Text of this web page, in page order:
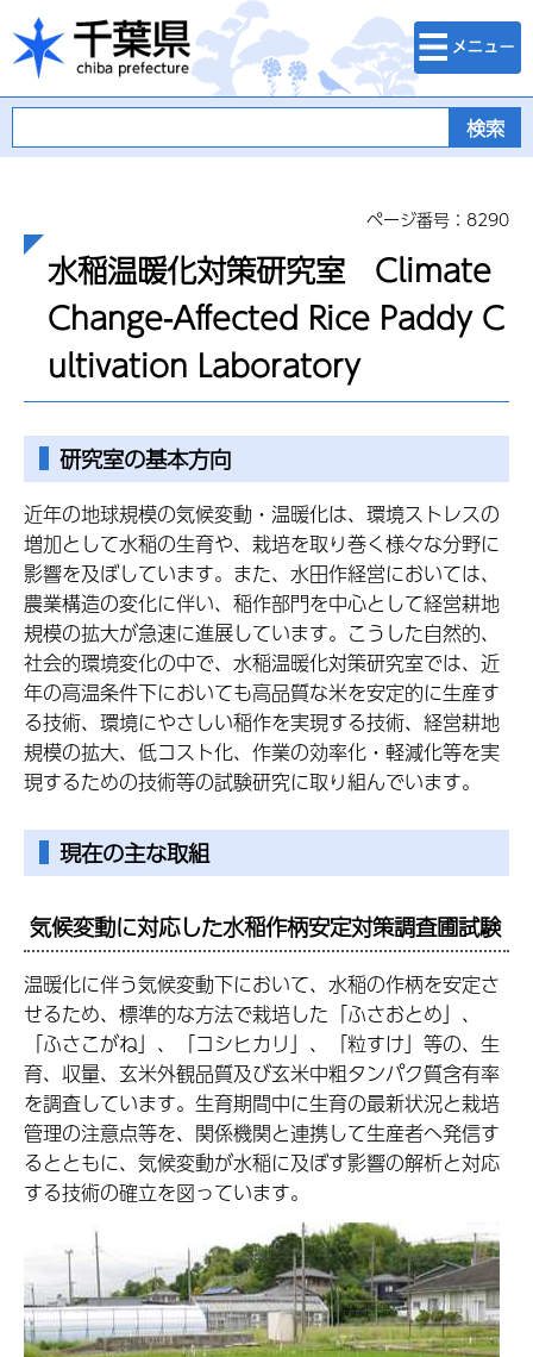
千葉県
検索・メニュ
ー
ページ番号：8290
水稲温暖化対策研究室 Climate
Change-Affected Rice Paddy C
ultivation Laboratory
研究室の基本方向
近年の地球規模の気候変動・温暖化は、環境ストレスの
増加として水稲の生育や、栽培を取り巻く様々な分野に
影響を及ぼしています。また、水田作経営においては、
農業構造の変化に伴い、稲作部門を中心として経営耕地
規模の拡大が急速に進展しています。こうした自然的、
社会的環境変化の中で、水稲温暖化対策研究室では、近
年の高温条件下においても高品質な米を安定的に生産す
る技術、環境にやさしい稲作を実現する技術、経営耕地
規模の拡大、低コスト化、作業の効率化・軽減化等を実
現するための技術等の試験研究に取り組んでいます。
現在の主な取組
気候変動に対応した水稲作柄安定対策調査圃試験
温暖化に伴う気候変動下において、水稲の作柄を安定さ
せるため、標準的な方法で栽培した「ふさおとめ」、
「ふさこがね」、「コシヒカリ」、「粒すけ」等の、生
育、収量、玄米外観品質及び玄米中粗タンパク質含有率
を調査しています。生育期間中に生育の最新状況と栽培
管理の注意点等を、関係機関と連携して生産者へ発信す
るとともに、気候変動が水稲に及ぼす影響の解析と対応
する技術の確立を図っています。